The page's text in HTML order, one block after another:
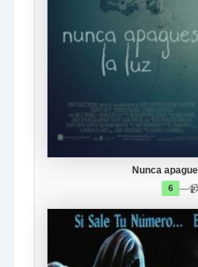
Nunca
6 —📹